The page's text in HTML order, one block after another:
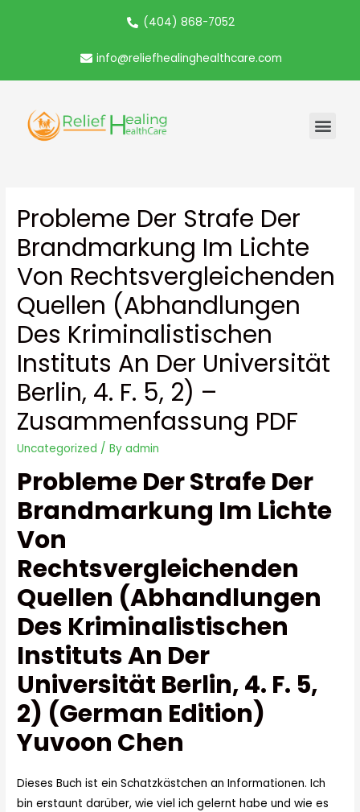
(404) 868-7052
info@reliefhealinghealthcare.com
Probleme Der Strafe Der
Brandmarkung Im Lichte
Von Rechtsvergleichenden
Quellen (Abhandlungen
Des Kriminalistischen
Instituts An Der Universität
Berlin, 4. F. 5, 2) –
Zusammenfassung PDF
Uncategorized / Byadmin
Probleme Der Strafe Der
Brandmarkung Im Lichte
Von
Rechtsvergleichenden
Quellen (Abhandlungen
Des Kriminalistischen
Instituts An Der
Universität Berlin, 4. F. 5,
2) (German Edition)
Yuvoon Chen
Dieses Buch ist ein Schatzkästchen an Informationen. Ich
bin erstaunt darüber, wie viel ich gelernt habe und wie es